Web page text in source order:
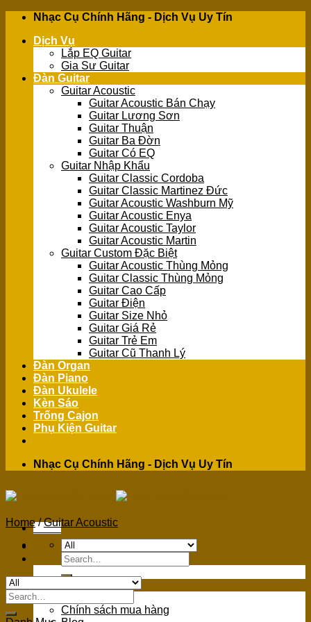
Skip
content
Nhạc Cụ Chính Hãng - Dịch Vụ Uy Tín
Dịch Vụ
Lắp EQ Guitar
Gia Sư Guitar
Đàn Guitar
Guitar Acoustic
Guitar Acoustic Bán Chạy
Guitar Lương Sơn
Guitar Thuận
Guitar Ba Đờn
Guitar Có EQ
Guitar Nhập Khẩu
Guitar Classic Cordoba
Guitar Classic Martinez Đức
Guitar Acoustic Washburn Mỹ
Guitar Acoustic Enya
Guitar Acoustic Taylor
Guitar Acoustic Martin
Guitar Custom Đặc Biệt
Guitar Acoustic Thùng Mỏng
Guitar Classic Thùng Mỏng
Guitar Cao Cấp
Guitar Điện
Guitar Size Nhỏ
Guitar Giá Rẻ
Guitar Trẻ Em
Guitar Cũ Thanh Lý
Đàn Organ
Đàn Piano
Đàn Ukulele
Kèn Sáo
Trống Cajon
Phụ Kiện Guitar
Nhạc Cụ Chính Hãng - Dịch Vụ Uy Tín
Menu
Search
for:
Chính sách mua hàng
Home / Guitar Acoustic
Search
for: